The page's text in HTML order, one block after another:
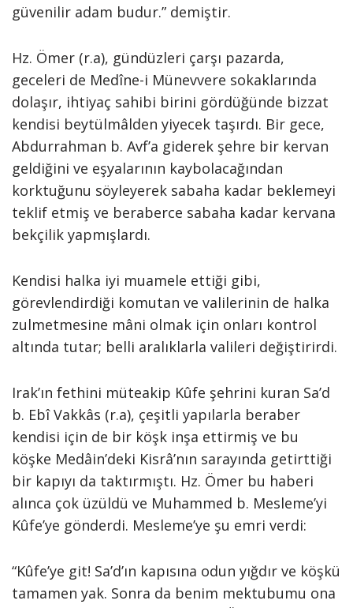
güvenilir adam budur.” demiştir.
Hz. Ömer (r.a), gündüzleri çarşı pazarda,
geceleri de Medîne-i Münevvere sokaklarında
dolaşır, ihtiyaç sahibi birini gördüğünde bizzat
kendisi beytülmâlden yiyecek taşırdı. Bir gece,
Abdurrahman b. Avf’a giderek şehre bir kervan
geldiğini ve eşyalarının kaybolacağından
korktuğunu söyleyerek sabaha kadar beklemeyi
teklif etmiş ve beraberce sabaha kadar kervana
bekçilik yapmışlardı.
Kendisi halka iyi muamele ettiği gibi,
görevlendirdiği komutan ve valilerinin de halka
zulmetmesine mâni olmak için onları kontrol
altında tutar; belli aralıklarla valileri değiştirirdi.
Irak’ın fethini müteakip Kûfe şehrini kuran Sa’d
b. Ebî Vakkâs (r.a), çeşitli yapılarla beraber
kendisi için de bir köşk inşa ettirmiş ve bu
köşke Medâin’deki Kisrâ’nın sarayında getirttiği
bir kapıyı da taktırmıştı. Hz. Ömer bu haberi
alınca çok üzüldü ve Muhammed b. Mesleme’yi
Kûfe’ye gönderdi. Mesleme’ye şu emri verdi:
“Kûfe’ye git! Sa’d’ın kapısına odun yığdır ve köşkü
tamamen yak. Sonra da benim mektubumu ona